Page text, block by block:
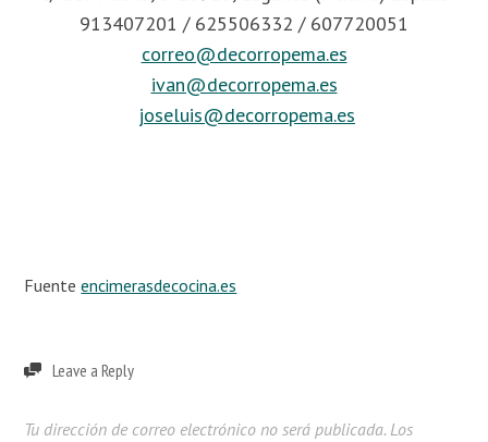
913407201 / 625506332 / 607720051
correo@decorropema.es
ivan@decorropema.es
joseluis@decorropema.es
Fuenteencimerasdecocina.es
Leave a Reply
Tu dirección de correo electrónico no será publicada. Los